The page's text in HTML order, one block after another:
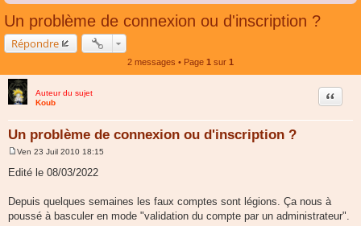
Un problème de connexion ou d'inscription ?
Répondre
2 messages • Page 1 sur 1
Auteur du sujet
Koub
Un problème de connexion ou d'inscription ?
Citer
e
s
g
e
Ven 23 Juil 2010 18:15
Edité le 08/03/2022
Depuis quelques semaines les faux comptes sont légions. Ça nous à
poussé à basculer en mode "validation du compte par un administrateur".